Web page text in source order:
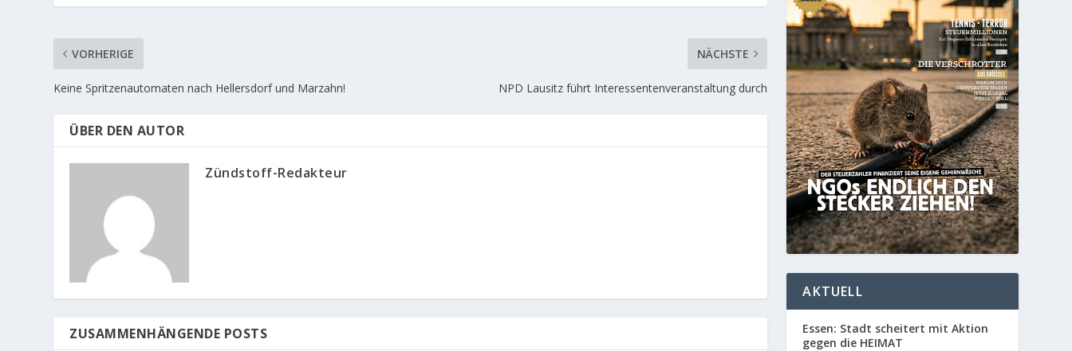
VORHERIGE
Keine Spritzenautomaten nach Hellersdorf und Marzahn!
NÄCHSTE
NPD Lausitz führt Interessentenveranstaltung durch
ÜBER DEN AUTOR
Zündstoff-Redakteur
ZUSAMMENHÄNGENDE POSTS
AKTUELL
Essen: Stadt scheitert mit Aktion
gegen die HEIMAT